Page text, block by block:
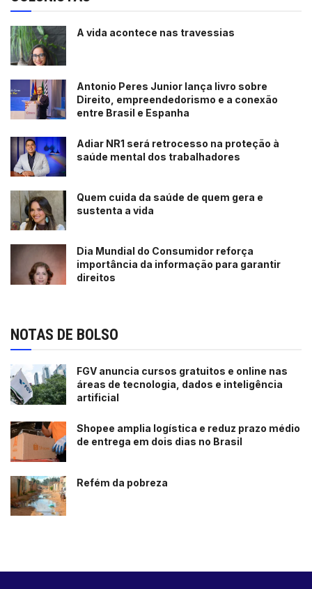
A vida acontece nas travessias
Antonio Peres Junior lança livro sobre
Direito, empreendedorismo e a conexão
entre Brasil e Espanha
Adiar NR1 será retrocesso na proteção à
saúde mental dos trabalhadores
Quem cuida da saúde de quem gera e
sustenta a vida
Dia Mundial do Consumidor reforça
importância da informação para garantir
direitos
NOTAS DE BOLSO
FGV anuncia cursos gratuitos e online nas
áreas de tecnologia, dados e inteligência
artificial
Shopee amplia logística e reduz prazo médio
de entrega em dois dias no Brasil
Refém da pobreza